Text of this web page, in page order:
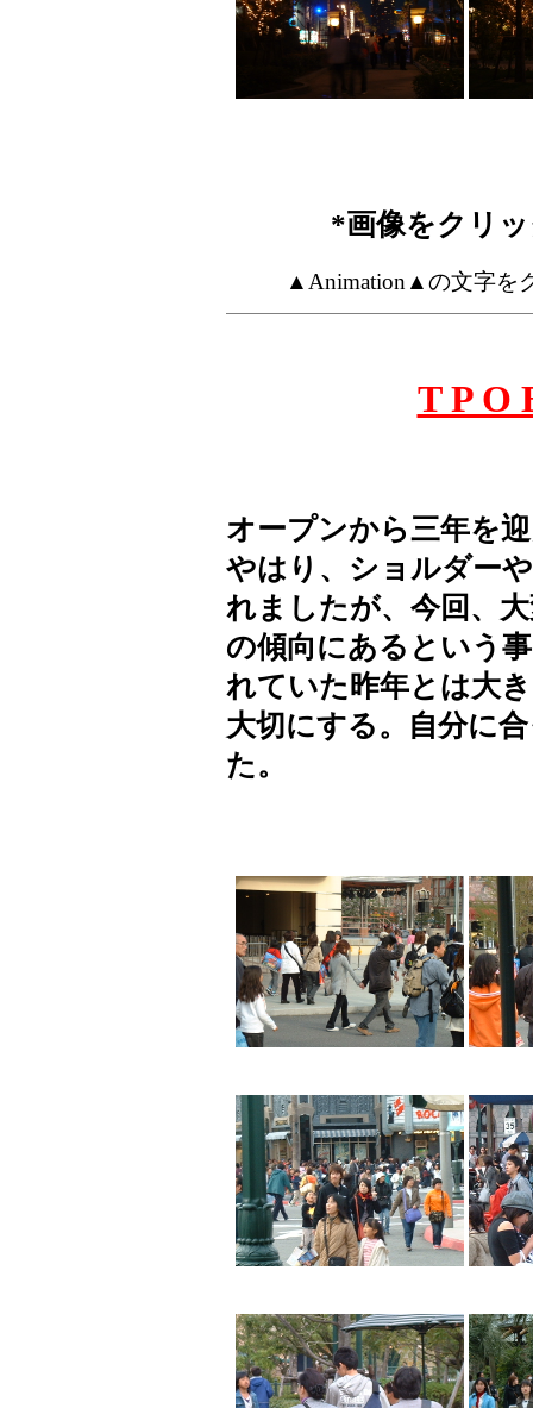
*画像をクリ
▲Animation▲の文字を
T P O
オープンから三年を
やはり、ショルダー
れましたが、今回、
の傾向にあるという
れていた昨年とは大
大切にする。自分に
た。